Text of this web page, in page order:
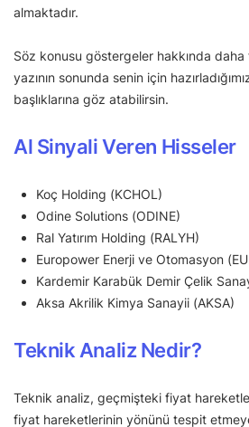
almaktadır.
Söz konusu göstergeler hakkında
yazının sonunda senin için
başlıklarına göz atabilirsin.
Al Sinyali Veren Hisseler
Koç Holding (KCHOL)
Odine Solutions (ODINE)
Ral Yatırım Holding (RALYH)
Europower Enerji ve Otomasyon
Kardemir Karabük Demir Çelik
Aksa Akrilik Kimya Sanayii (AKSA)
Teknik Analiz Nedir?
Teknik analiz, geçmişteki fiyat
fiyat hareketlerinin yönünü tespit